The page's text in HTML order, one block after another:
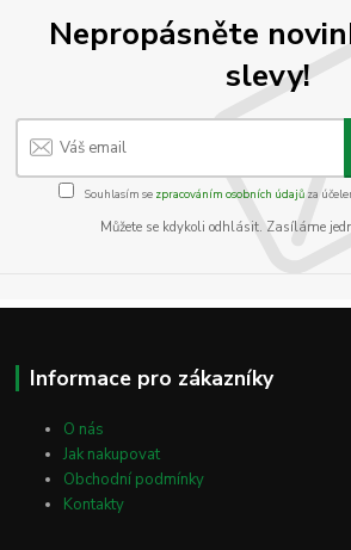
Nepropásněte
slevy!
Souhlasím se zpracováním osobních údajůza
Můžete se kdykoli odhlásit. Zasíláme
Informace pro zákazníky
O nás
Jak nakupovat
Obchodní podmínky
Kontakty